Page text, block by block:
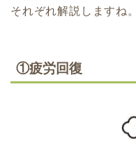
それぞれ解説しますね。
①疲労回復